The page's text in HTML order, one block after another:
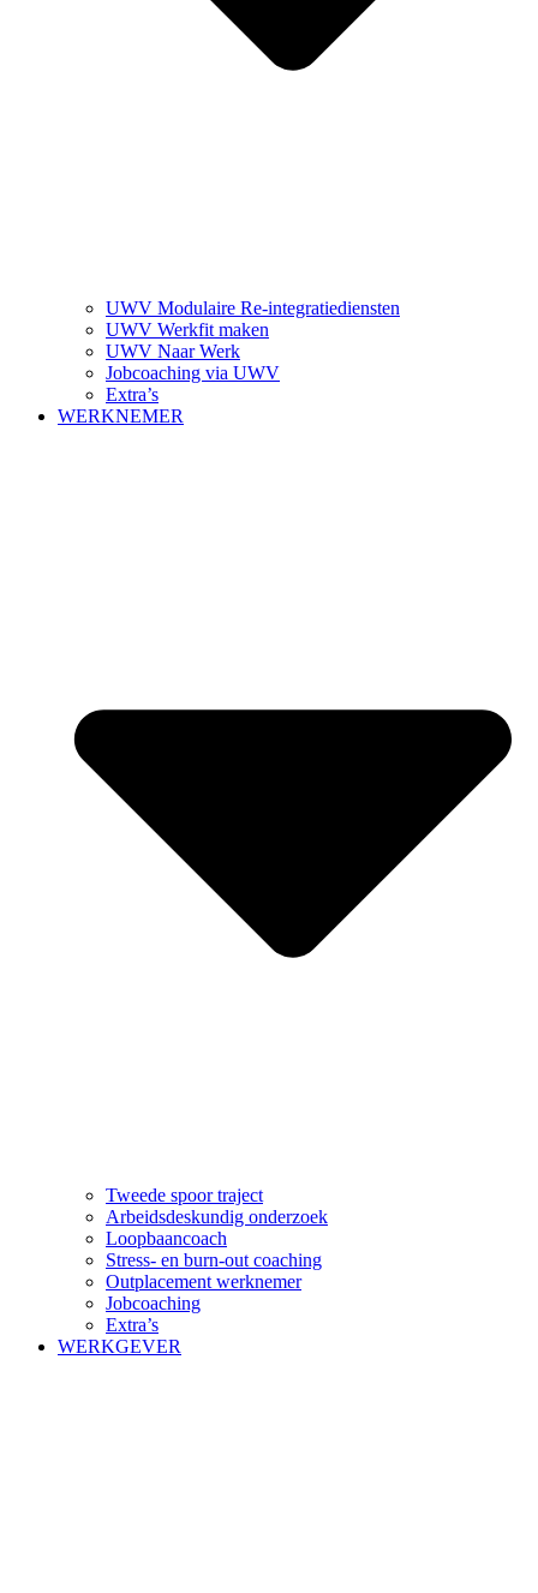
UWV Modulaire Re-integratiediensten
UWV Werkfit maken
UWV Naar Werk
Jobcoaching via UWV
Extra’s
WERKNEMER
Tweede spoor traject
Arbeidsdeskundig onderzoek
Loopbaancoach
Stress- en burn-out coaching
Outplacement werknemer
Jobcoaching
Extra’s
WERKGEVER